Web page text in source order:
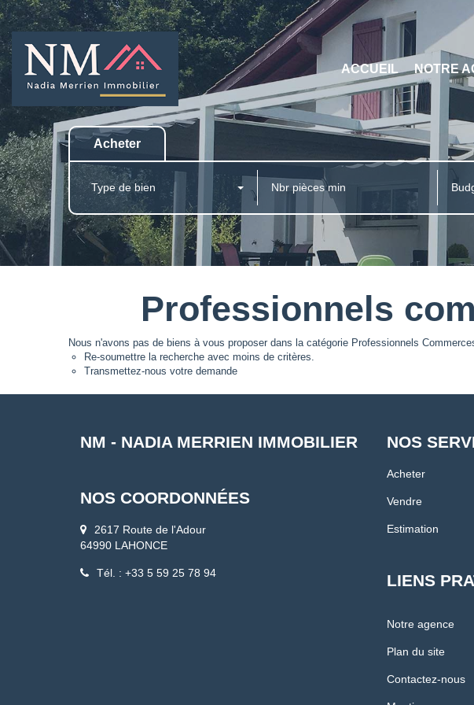
ACCUEIL NOTRE
Acheter
Type de bien
Professionnels
Nous n'avons pas de biens à vous proposer dans la catégorie Professionnels
Re-soumettre la recherche avec moins de critères.
Transmettez-nous votre demande
NM - NADIA MERRIEN IMMOBILIER
NOS COORDONNÉES
2617 Route de l'Adour
64990 LAHONCE
Tél. : +33 5 59 25 78 94
NOS
Acheter
Vendre
Estimation
LIENS
Notre agence
Plan du site
Contactez-nous